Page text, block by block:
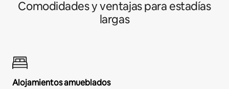
Comodidades y ventajas para estadías
largas
Alojamientos amueblados